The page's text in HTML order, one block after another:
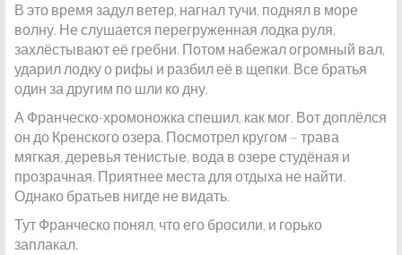
В это время задул ветер, нагнал тучи, поднял в море
волну. Не слушается перегруженная лодка руля,
захлёстывают её гребни. Потом набежал огромный вал,
ударил лодку о рифы и разбил её в щепки. Все братья
один за другим по шли ко дну.
А Франческо-хромоножка спешил, как мог. Вот доплёлся
он до Кренского озера. Посмотрел кругом – трава
мягкая, деревья тенистые, вода в озере студёная и
прозрачная. Приятнее места для отдыха не найти.
Однако братьев нигде не видать.
Тут Франческо понял, что его бросили, и горько
заплакал.